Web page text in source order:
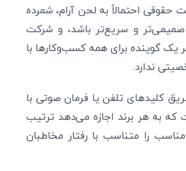
احتمالاً به لحن آرام، شمرده
صمیمی‌تر و سریع‌تر باشد، و شرکت
گوینده برای همه کسب‌وکارها با
ندارد.
کلیدهای تلفن یا فرمان صوتی با
به هر برند اجازه می‌دهد ترتیب
را متناسب با رفتار مخاطبان